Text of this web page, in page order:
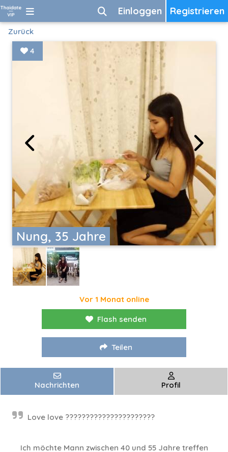
Registrieren
Einloggen
Zurück
Nung, 35 Jahre
4
Vor 1 Monat online
Flash senden
Teilen
Nachrichten Profil
Love love ??????????????????????
Ich möchte Mann zwischen 40 und 55 Jahre treffen